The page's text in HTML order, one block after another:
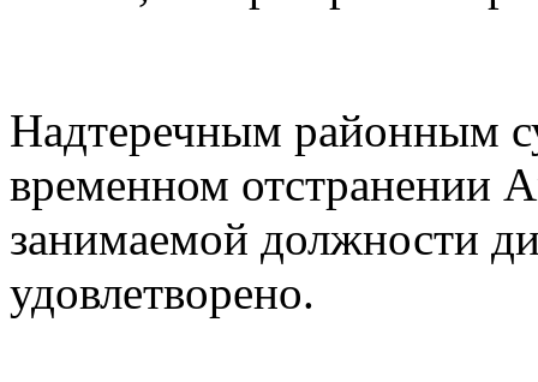
Надтеречным районным
временном отстранении
занимаемой должности
удовлетворено.